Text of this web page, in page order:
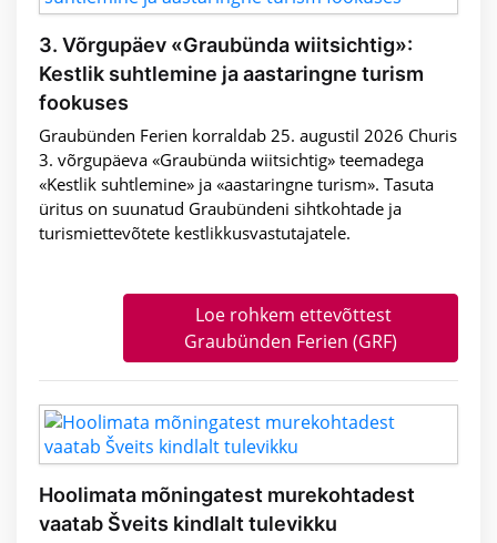
3. Võrgupäev «Graubünda wiitsichtig»:
Kestlik suhtlemine ja aastaringne turism
fookuses
Graubünden Ferien korraldab 25. augustil 2026 Churis
3. võrgupäeva «Graubünda wiitsichtig» teemadega
«Kestlik suhtlemine» ja «aastaringne turism». Tasuta
üritus on suunatud Graubündeni sihtkohtade ja
turismiettevõtete kestlikkusvastutajatele.
Loe rohkem ettevõttest
Graubünden Ferien (GRF)
Hoolimata mõningatest murekohtadest
vaatab Šveits kindlalt tulevikku